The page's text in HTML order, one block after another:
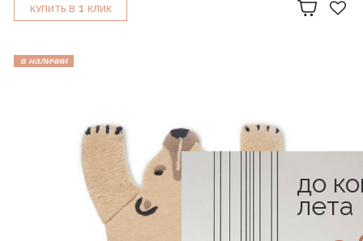
КУПИТЬ В 1 КЛИК
в наличии
до
лета